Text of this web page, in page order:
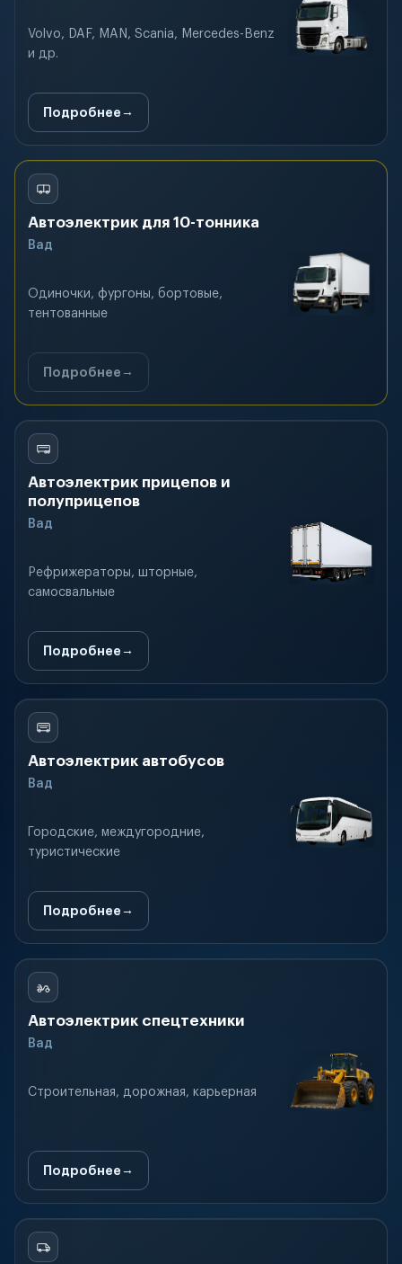
Volvo, DAF, MAN, Scania, Mercedes-Benz
и др.
Подробнее
Автоэлектрик для 10-тонника
Вад
Одиночки, фургоны, бортовые,
тентованные
Подробнее
Автоэлектрик прицепов и
полуприцепов
Вад
Рефрижераторы, шторные,
самосвальные
Подробнее
Автоэлектрик автобусов
Вад
Городские, междугородние,
туристические
Подробнее
Автоэлектрик спецтехники
Вад
Строительная, дорожная, карьерная
Подробнее